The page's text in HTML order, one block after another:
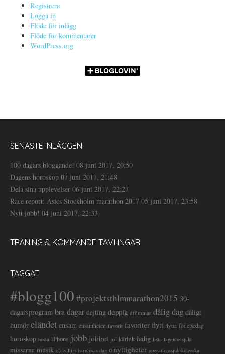
Registrera
Logga in
Flöde för inlägg
Flöde för kommentarer
WordPress.org
SENASTE INLÄGGEN
100 dagars bloggande! 08 juni 2017, 20:50
Dagens horoskop 07 juni 2017, 21:48
Dela sina upplevelser 06 juni 2017, 22:27
Race report: Asics Stockholm marathon 2017 05 juni 2017, 23:58
Nytt jobb! 04 juni 2017, 22:33
TRÄNING & KOMMANDE TÄVLINGAR
TAGGAT
#blogg100 #projektsthlmmarathon2015 30-
dagarsprogram bra dagar dejting deppig drömmar dålig dag dåligt
humör eländet ensam ensamheten favorit favoriter flytt flytta födelsedag
horoskop hosta iPhone jobb jobbet jul kärlek ledig lista lägenhetsjakt
missarna musik ofrivilligt barnlösas dag onyttigheter operationssjuksköterska